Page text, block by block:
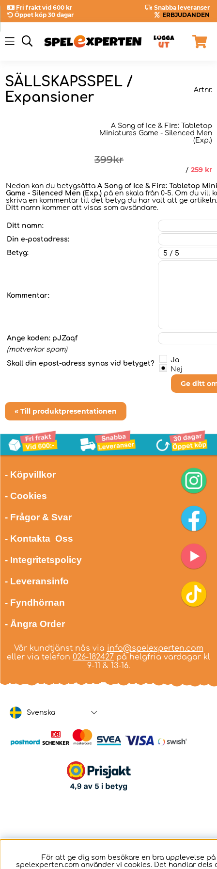
Fri frakt vid 600 kr
Snabba leveranser
Öppet köp 30 dagar
ERBJUDANDEN
SÄLLSKAPSSPEL /
Expansioner
Artnr.
A Song of Ice & Fire: Tabletop
Miniatures Game - Silenced Men
(Exp.)
399kr
/ 259 kr
Nedan kan du betygsätta A Song of Ice & Fire: Tabletop
Game - Silenced Men (Exp.) på en skala från 0-5. Om du vill
skriva en kommentar till det betyg du har valt att ge artikeln.
Ditt namn kommer att visas som avsändare.
Ditt namn:
Din e-postadress:
Betyg:
Kommentar:
Ange koden: pJZaqf
(motverkar spam)
Skall din epost-adress synas vid betyget?
Ja
Nej
Ge ditt
« Till produktpresentationen
- Köpvillkor
- Cookies
- Frågor & Svar
- Kontakta Oss
- Integritetspolicy
- Leveransinfo
- Fyndhörnan
- Ångra Order
Vår kundtjänst nås via info@spelexperten.com
eller via telefon 026-182427 på helgfria vardagar kl
9-11 & 13-16.
Svenska
För att ge dig som besökare en bra upplevelse på
spelexperten.com använder vi cookies. Det handlar dels